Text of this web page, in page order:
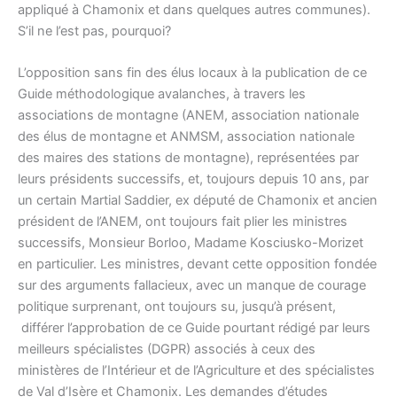
appliqué à Chamonix et dans quelques autres communes).
S’il ne l’est pas, pourquoi?
L’opposition sans fin des élus locaux à la publication de ce
Guide méthodologique avalanches, à travers les
associations de montagne (ANEM, association nationale
des élus de montagne et ANMSM, association nationale
des maires des stations de montagne), représentées par
leurs présidents successifs, et, toujours depuis 10 ans, par
un certain Martial Saddier, ex député de Chamonix et ancien
président de l’ANEM, ont toujours fait plier les ministres
successifs, Monsieur Borloo, Madame Kosciusko-Morizet
en particulier. Les ministres, devant cette opposition fondée
sur des arguments fallacieux, avec un manque de courage
politique surprenant, ont toujours su, jusqu’à présent,
différer l’approbation de ce Guide pourtant rédigé par leurs
meilleurs spécialistes (DGPR) associés à ceux des
ministères de l’Intérieur et de l’Agriculture et des spécialistes
de Val d’Isère et Chamonix. Les demandes d’études